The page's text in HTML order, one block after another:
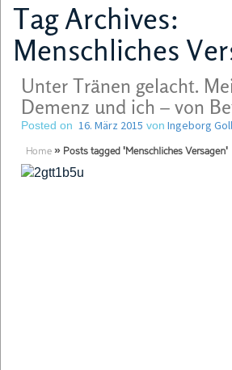
Tag Archives:
Menschliches
Unter Tränen gelacht.
Demenz und ich – von
Posted on 16. März 2015 von Ingeborg
Home » Posts tagged 'Menschliches Versagen'